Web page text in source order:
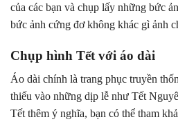
của các bạn và chụp lấy những bức
bức ảnh cứng đơ không khác gì ảnh
Chụp hình Tết với áo dài
Áo dài chính là trang phục truyền
thiếu vào những dịp lễ như Tết
Tết thêm ý nghĩa, bạn có thể tham